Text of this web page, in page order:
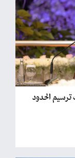
ترسيم الحدود